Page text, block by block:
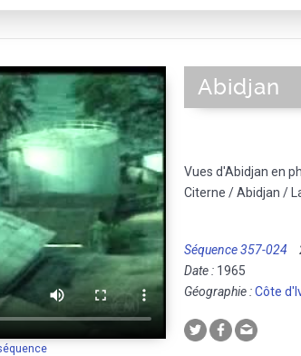
Abidjan
Vues d'Abidjan en
Citerne / Abidjan /
Séquence 357-024
Date : 1965
Géographie :Côte